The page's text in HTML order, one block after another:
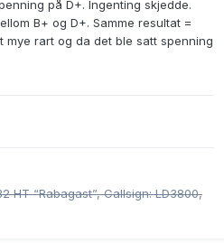
på D+. Ingenting skjedde.
B+ og D+. Samme resultat =
mye rart og da det ble satt spenning
HT “Rabagast”, Callsign: LD3800,